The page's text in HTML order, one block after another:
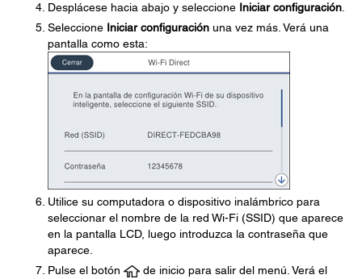
Desplácese hacia abajo y seleccione Iniciar configuración
Seleccione Iniciar configuración una vez más. Verá una
pantalla como esta:
Utilice su computadora o dispositivo inalámbrico para
seleccionar el nombre de la red Wi-Fi (SSID) que aparece
en la pantalla LCD, luego introduzca la contraseña que
aparece.
Pulse el botón
de inicio para salir del menú. Verá el